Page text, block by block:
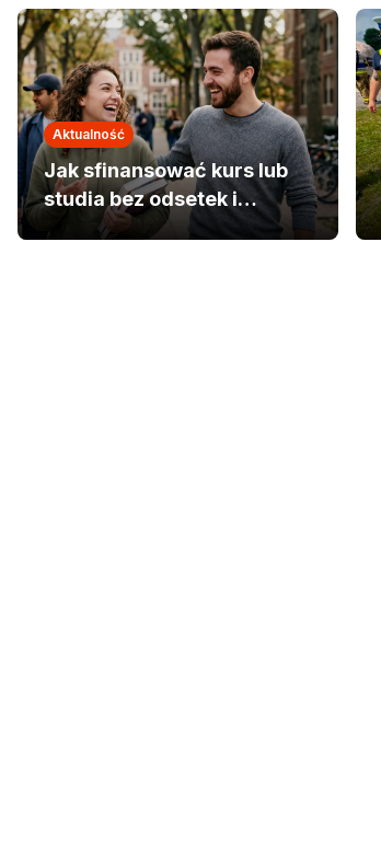
Aktualność
Jak sfinansować kurs lub
studia bez odsetek i
umorzyć do 50% kwoty?